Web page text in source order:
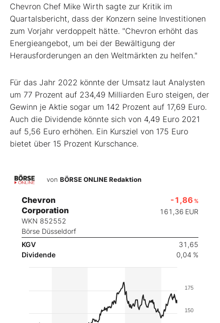
Chevron Chef Mike Wirth sagte zur Kritik im
Quartalsbericht, dass der Konzern seine Investitionen
zum Vorjahr verdoppelt hätte. "Chevron erhöht das
Energieangebot, um bei der Bewältigung der
Herausforderungen an den Weltmärkten zu helfen."
Für das Jahr 2022 könnte der Umsatz laut Analysten
um 77 Prozent auf 234,49 Milliarden Euro steigen, der
Gewinn je Aktie sogar um 142 Prozent auf 17,69 Euro.
Auch die Dividende könnte sich von 4,49 Euro 2021
auf 5,56 Euro erhöhen. Ein Kursziel von 175 Euro
bietet über 15 Prozent Kurschance.
von BÖRSE ONLINE Redaktion
Chevron
Corporation
WKN 852552
Börse Düsseldorf
-1,86 %
161,36 EUR
KGV
31,65
Dividende
0,04 %
150
175